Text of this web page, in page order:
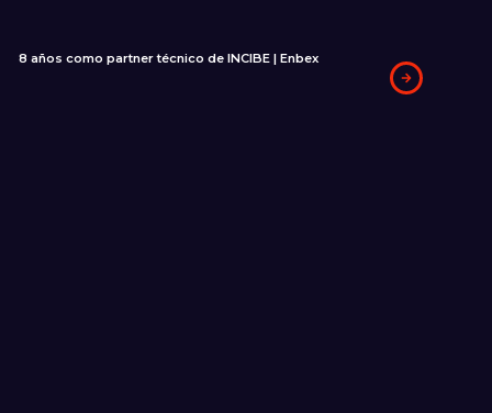
8 años como partner técnico de INCIBE | Enbex